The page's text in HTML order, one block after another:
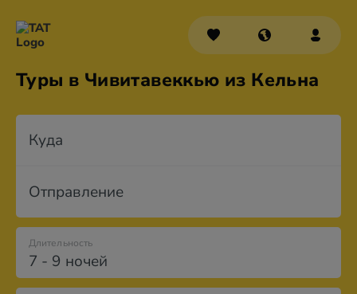
Туры в Чивитавеккью из Кельна
Куда
Отправление
7 - 9 ночей
Длительность